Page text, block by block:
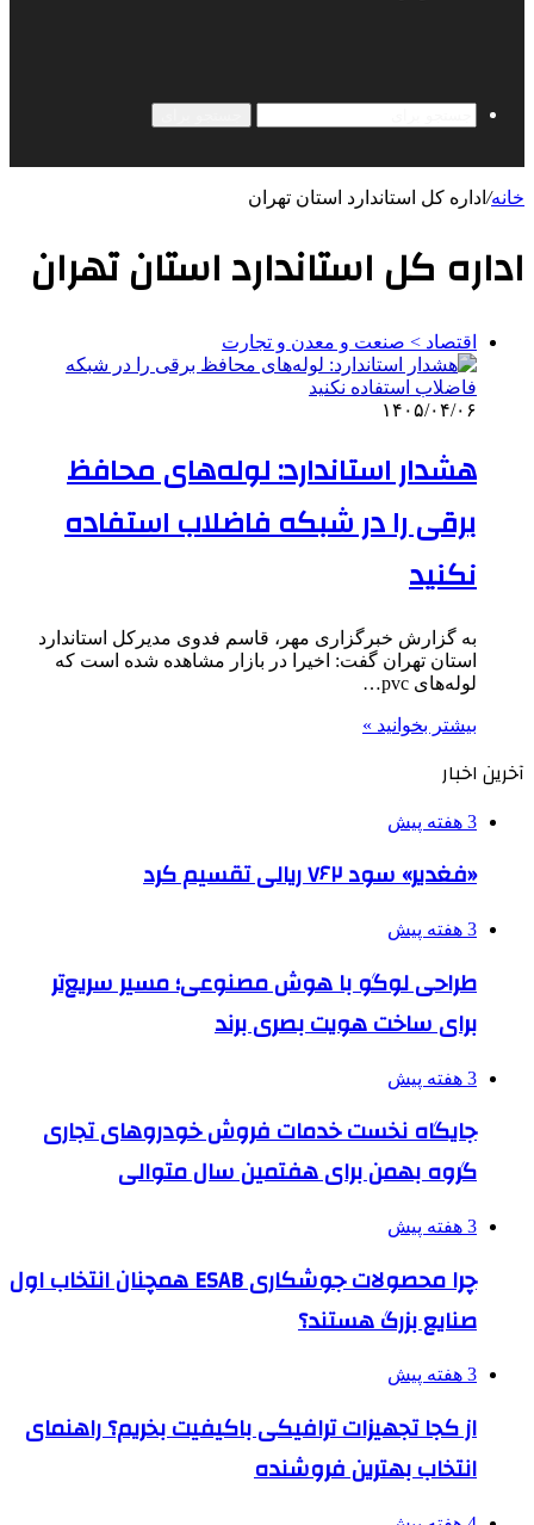
خانه/ اداره کل استاندارد استان تهران
اداره کل استاندارد استان تهران
اقتصاد > صنعت و معدن و تجارت
۱۴۰۵/۰۴/۰۶
هشدار استاندارد: لوله‌های محافظ
برقی را در شبکه فاضلاب استفاده
نکنید
به گزارش خبرگزاری مهر، قاسم فدوی مدیرکل استاندارد
استان تهران گفت: اخیرا در بازار مشاهده شده است که
لوله‌های pvc…
بیشتر بخوانید »
آخرین اخبار
3 هفته پیش
«فغدیر» سود ۷۶۲ ریالی تقسیم کرد
3 هفته پیش
طراحی لوگو با هوش مصنوعی؛ مسیر سریع‌تر
برای ساخت هویت بصری برند
3 هفته پیش
جایگاه نخست خدمات فروش خودروهای تجاری
گروه بهمن برای هفتمین سال متوالی
3 هفته پیش
چرا محصولات جوشکاری ESAB همچنان انتخاب اول
صنایع بزرگ هستند؟
3 هفته پیش
از کجا تجهیزات ترافیکی باکیفیت بخریم؟ راهنمای
انتخاب بهترین فروشنده